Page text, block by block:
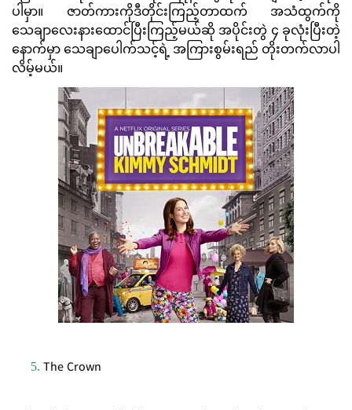
ပါမှာ။ ဇာတ်ကားကိုဒီတိုင်းကြည့်တာထက် အသံထွက်ကို
သေချာလေးနားထောင်ပြီးကြည့်မယ်ဆို အပိုင်းတွဲ ၄ ခုလုံးပြီးတဲ့
နောက်မှာ သေချာပေါက်သင့်ရဲ့ အကြားစွမ်းရည် တိုးတက်လာပါ
လိမ့်မယ်။
The Crown